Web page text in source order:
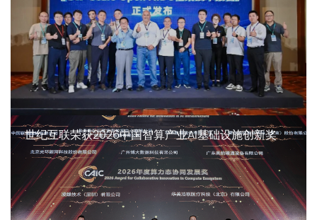
世纪互联荣获2026中国智算产业AI基础设施创新奖